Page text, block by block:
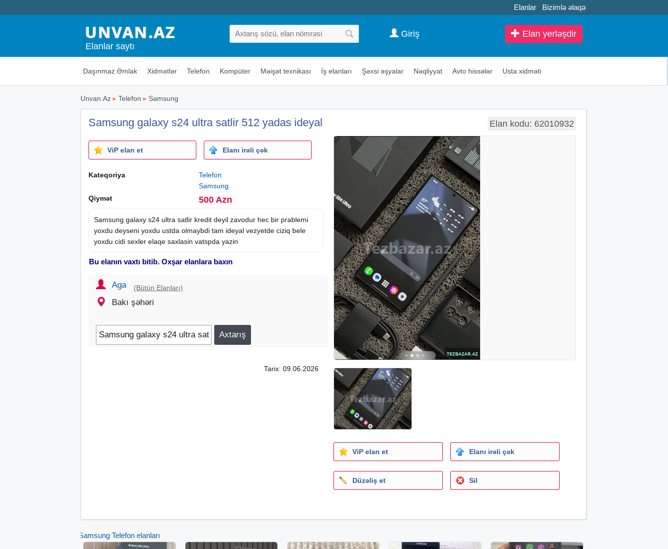
Elanlar Bizimlə əlaqə
Elanlar saytı
Elan yerləşdir
Giriş
Daşınmaz Əmlak Xidmətlər Telefon Kompüter Məişət texnikası İş elanları Şəxsi əşyalar Nəqliyyat Avto hissələr Usta xidməti
Unvan.Az ▸ Telefon ▸ Samsung
Samsung galaxy s24 ultra satlir 512 yadas ideyal Elan kodu: 62010932
ViP elan et Elanı irəli çək
Kateqoriya
Telefon
Samsung
Qiymət
500 Azn
Samsung galaxy s24 ultra satlir kredit deyil zavodur hec bir prablemi
yoxdu deyseni yoxdu ustda olmaybdi tam ideyal vezyetde ciziq bele
yoxdu cidi sexler elaqe saxlasin vatspda yazin
Bu elanın vaxtı bitib. Oxşar elanlara baxın
Aga (Bütün Elanları)
Bakı şəhəri
Tarix: 09.06.2026
ViP elan et Elanı irəli çək
Düzəliş et Sil
Samsung Telefon elanları